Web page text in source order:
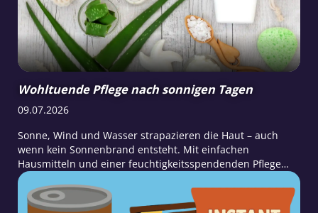
Wohltuende Pflege nach sonnigen Tagen
09.07.2026
Sonne, Wind und Wasser strapazieren die Haut – auch
wenn kein Sonnenbrand entsteht. Mit einfachen
Hausmitteln und einer feuchtigkeitsspendenden Pflege
lässt sie sich nach einem Sommertag wirksam beruhigen
und regenerieren.